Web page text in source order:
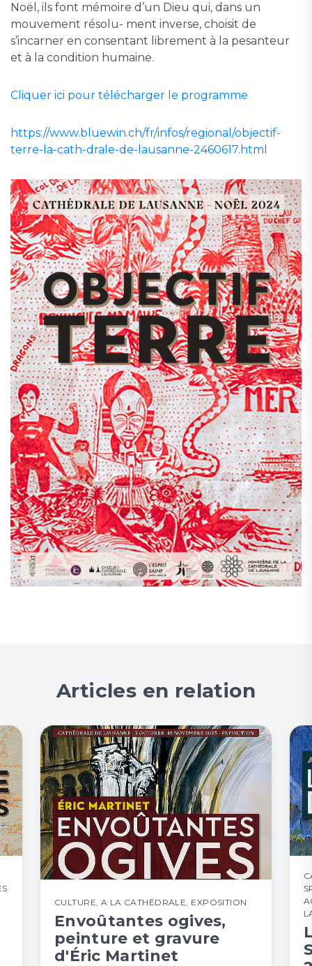
Noël, ils font mémoire d’un Dieu qui, dans un
mouvement résolu- ment inverse, choisit de
s’incarner en consentant librement à la pesanteur
et à la condition humaine.
Cliquer ici pour télécharger le programme
https://www.bluewin.ch/fr/infos/regional/objectif-
terre-la-cath-drale-de-lausanne-2460617.html
Articles en relation
CULTURE, A LA CATHÉDRALE, EXPOSITION
Envoûtantes ogives,
peinture et gravure
d'Éric Martinet